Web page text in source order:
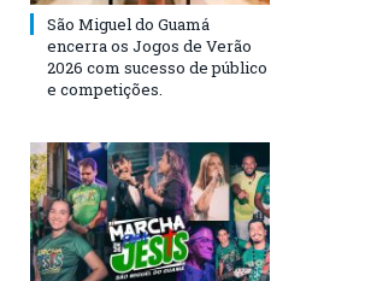
São Miguel do Guamá
encerra os Jogos de Verão
2026 com sucesso de público
e competições.